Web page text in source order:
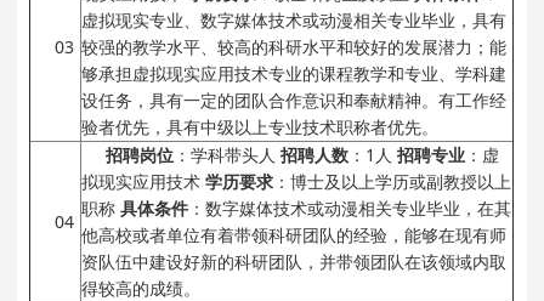
03
虚拟现实专业、数字媒体技术或动漫相关专业毕业，具有
较强的教学水平、较高的科研水平和较好的发展潜力；能
够承担虚拟现实应用技术专业的课程教学和专业、学科建
设任务，具有一定的团队合作意识和奉献精神。有工作经
验者优先，具有中级以上专业技术职称者优先。
04
招聘岗位 ：学科带头人 招聘人数 ：1人 招聘专业 ：虚
拟现实应用技术 学历要求 ：博士及以上学历或副教授以上
职称 具体条件 ：数字媒体技术或动漫相关专业毕业，在其
他高校或者单位有着带领科研团队的经验，能够在现有师
资队伍中建设好新的科研团队，并带领团队在该领域内取
得较高的成绩。